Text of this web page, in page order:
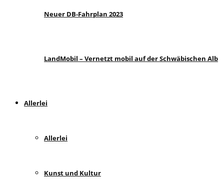
Neuer DB-Fahrplan 2023
LandMobil – Vernetzt mobil auf der Schwäbischen Alb
Allerlei
Allerlei
Kunst und Kultur